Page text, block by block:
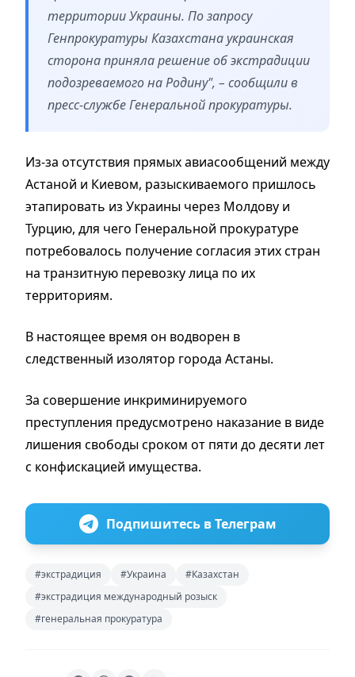
территории Украины. По запросу
Генпрокуратуры Казахстана украинская
сторона приняла решение об экстрадиции
подозреваемого на Родину", – сообщили в
пресс-службе Генеральной прокуратуры.
Из-за отсутствия прямых авиасообщений между
Астаной и Киевом, разыскиваемого пришлось
этапировать из Украины через Молдову и
Турцию, для чего Генеральной прокуратуре
потребовалось получение согласия этих стран
на транзитную перевозку лица по их
территориям.
В настоящее время он водворен в
следственный изолятор города Астаны.
За совершение инкриминируемого
преступления предусмотрено наказание в виде
лишения свободы сроком от пяти до десяти лет
с конфискацией имущества.
Подпишитесь в Телеграм
#экстрадиция #Украина
#Казахстан
#экстрадиция международный розыск
#генеральная прокуратура